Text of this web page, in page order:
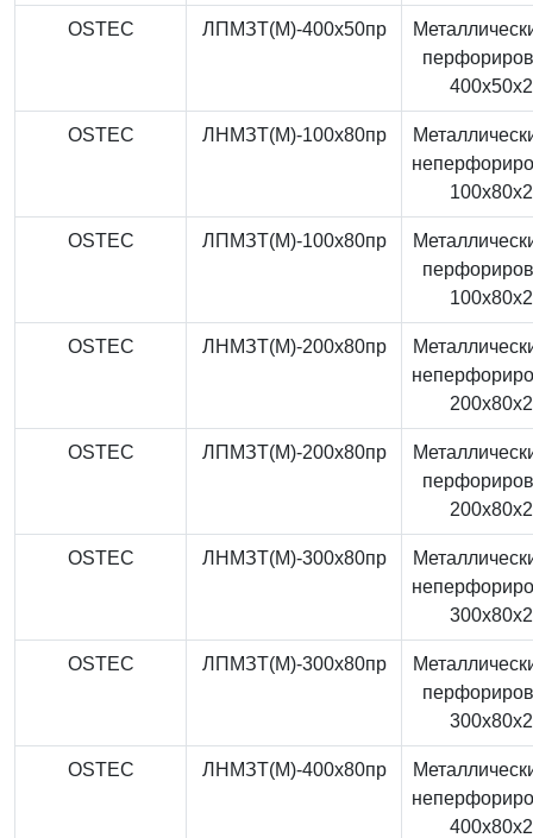
OSTEC ЛПМЗТ(М)-400x50пр
OSTEC ЛНМЗТ(М)-100x80пр
OSTEC ЛПМЗТ(М)-100x80пр
OSTEC ЛНМЗТ(М)-200x80пр
OSTEC ЛПМЗТ(М)-200x80пр
OSTEC ЛНМЗТ(М)-300x80пр
OSTEC ЛПМЗТ(М)-300x80пр
OSTEC ЛНМЗТ(М)-400x80пр